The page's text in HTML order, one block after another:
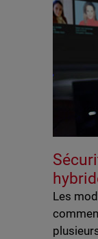
Les